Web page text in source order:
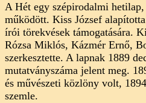
A Hét egy szépirodalmi
működött. Kiss József
írói törekvések támogatására.
Rózsa Miklós, Kázmér Ernő,
szerkesztette. A lapnak 1889
mutatványszáma jelent meg.
és művészeti közlöny volt,
szemle.